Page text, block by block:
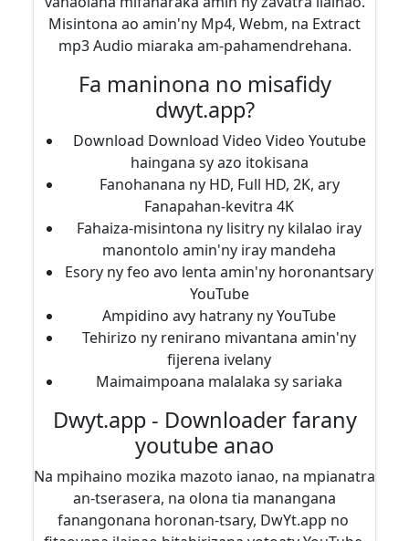
Misintona ao amin'ny Mp4, Webm, na Extract
mp3 Audio miaraka am-pahamendrehana.
Fa maninona no misafidy
dwyt.app?
Download Download Video Video Youtube
haingana sy azo itokisana
Fanohanana ny HD, Full HD, 2K, ary
Fanapahan-kevitra 4K
Fahaiza-misintona ny lisitry ny kilalao iray
manontolo amin'ny iray mandeha
Esory ny feo avo lenta amin'ny horonantsary
YouTube
Ampidino avy hatrany ny YouTube
Tehirizo ny renirano mivantana amin'ny
fijerena ivelany
Maimaimpoana malalaka sy sariaka
Dwyt.app - Downloader farany
youtube anao
Na mpihaino mozika mazoto ianao, na mpianatra
an-tserasera, na olona tia manangana
fanangonana horonan-tsary, DwYt.app no ​​